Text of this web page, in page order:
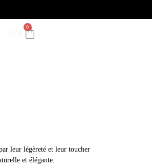
0
leur légèreté et leur toucher
et élégante.